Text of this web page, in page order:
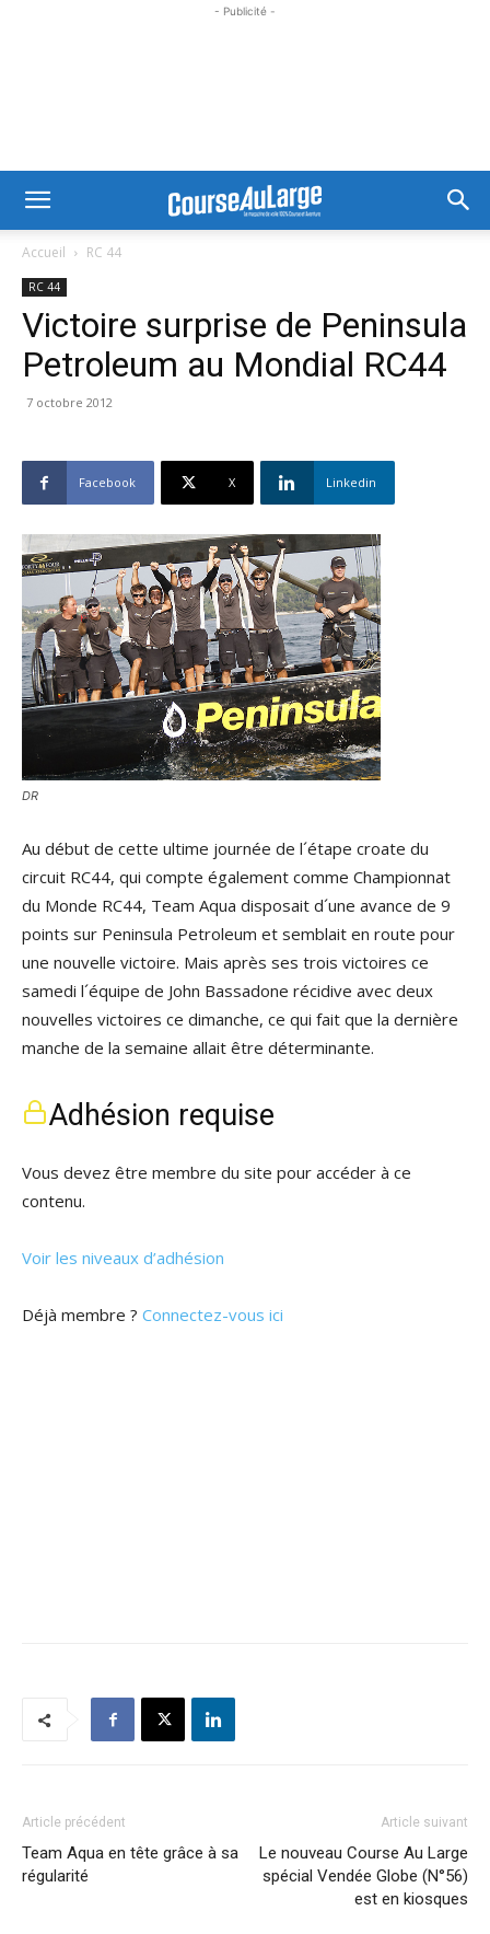
- Publicité -
Accueil RC 44
RC 44
Victoire surprise de Peninsula
Petroleum au Mondial RC44
7 octobre 2012
Facebook X Linkedin
DR
Au début de cette ultime journée de l´étape croate du
circuit RC44, qui compte également comme Championnat
du Monde RC44, Team Aqua disposait d´une avance de 9
points sur Peninsula Petroleum et semblait en route pour
une nouvelle victoire. Mais après ses trois victoires ce
samedi l´équipe de John Bassadone récidive avec deux
nouvelles victoires ce dimanche, ce qui fait que la dernière
manche de la semaine allait être déterminante.
Adhésion requise
Vous devez être membre du site pour accéder à ce
contenu.
Voir les niveaux d’adhésion
Déjà membre ? Connectez-vous ici
Article précédent
Team Aqua en tête grâce à sa
régularité
Article suivant
Le nouveau Course Au Large
spécial Vendée Globe (N°56)
est en kiosques